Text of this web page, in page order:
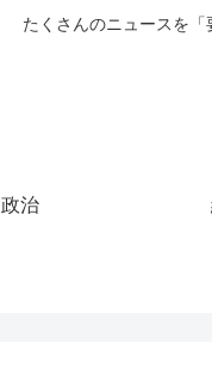
たくさんのニュースを
政治